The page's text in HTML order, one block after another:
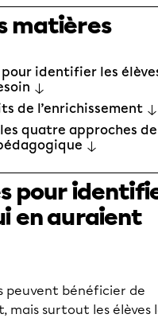
matières
pour identifier les
de l’enrichissement
quatre approches
pour
en auraient
peuvent bénéficier de
mais surtout les élèves